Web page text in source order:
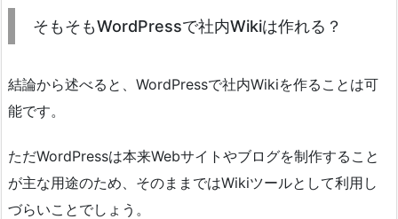
そもそもWordPressで社内Wikiは作れる？
結論から述べると、WordPressで社内Wikiを作ることは可
能です。
ただWordPressは本来Webサイトやブログを制作すること
が主な用途のため、そのままではWikiツールとして利用し
づらいことでしょう。